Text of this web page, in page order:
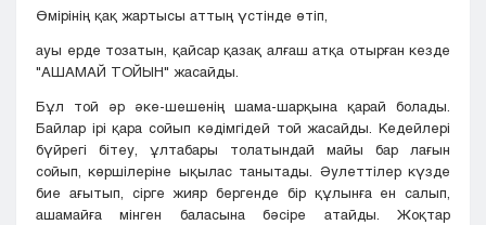
Өмірінің қақ жартысы аттың үстінде өтіп,
ауы ерде тозатын, қайсар қазақ алғаш атқа отырған кезде
"АШАМАЙ ТОЙЫН" жасайды.
Бұл той әр әке-шешенің шама-шарқына қарай болады.
Байлар ірі қара сойып кәдімгідей той жасайды. Кедейлері
бүйрегі бітеу, ұлтабары толатындай майы бар лағын
сойып, көршілеріне ықылас танытады. Әулеттілер күзде
бие ағытып, сірге жияр бергенде бір құлынға ен салып,
ашамайға мінген баласына бәсіре атайды. Жоқтар